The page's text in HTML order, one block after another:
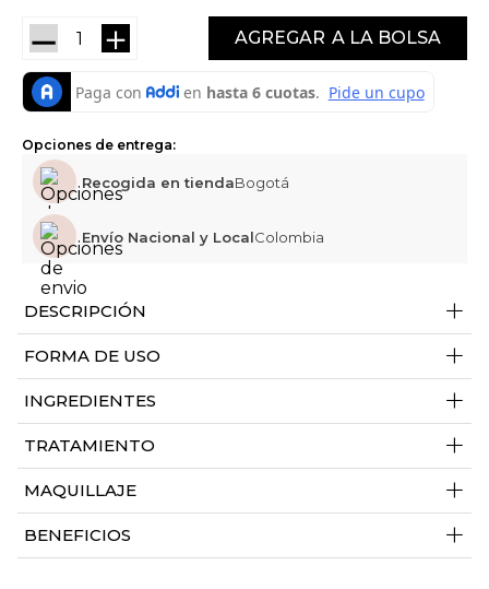
＋
－ AGREGAR
Opciones de entrega:
Recogida en tiendaBogotá
Envío Nacional y LocalColombia
DESCRIPCIÓN +
FORMA DE USO +
INGREDIENTES +
TRATAMIENTO +
MAQUILLAJE +
BENEFICIOS +